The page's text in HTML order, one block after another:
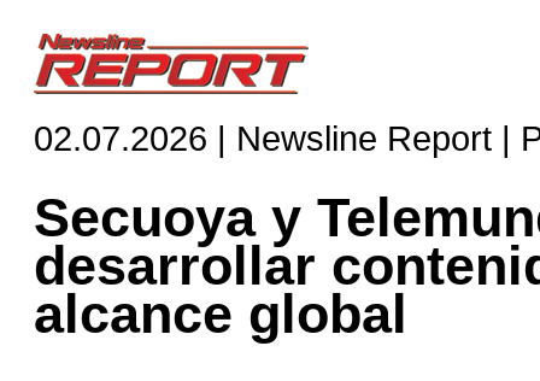
02.07.2026 | Newsline Report |
Secuoya y
desarrollar
alcance global